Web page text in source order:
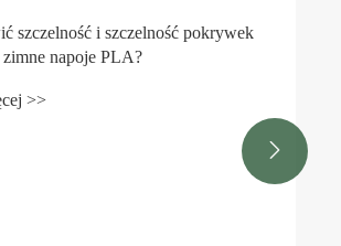
szczelność i szczelność pokrywek
napoje PLA?
>>
